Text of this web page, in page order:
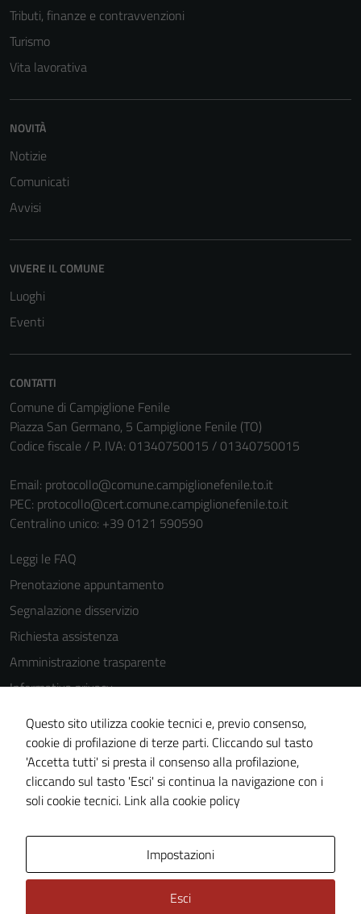
Tributi, finanze e contravvenzioni
Turismo
Vita lavorativa
NOVITÀ
Notizie
Comunicati
Avvisi
VIVERE IL COMUNE
Luoghi
Eventi
CONTATTI
Comune di Campiglione Fenile
Piazza San Germano, 5 Campiglione Fenile (TO)
Codice fiscale / P. IVA: 01340750015 / 01340750015
Email: protocollo@comune.campiglionefenile.to.it
PEC: protocollo@cert.comune.campiglionefenile.to.it
Centralino unico: +39 0121 590590
Leggi le FAQ
Prenotazione appuntamento
Segnalazione disservizio
Richiesta assistenza
Amministrazione trasparente
Informativa privacy
Cookie Policy
Note legali
Dichiarazione di accessibilità
Piano di miglioramento del sito
Questo sito utilizza cookie tecnici e, previo consenso,
cookie di profilazione di terze parti. Cliccando sul tasto
'Accetta tutti' si presta il consenso alla profilazione,
cliccando sul tasto 'Esci' si continua la navigazione con i
soli cookie tecnici. Link alla cookie policy
Impostazioni
Esci
possono
essere
disabilitati.
Questi cookie
non raccolgono
personali.